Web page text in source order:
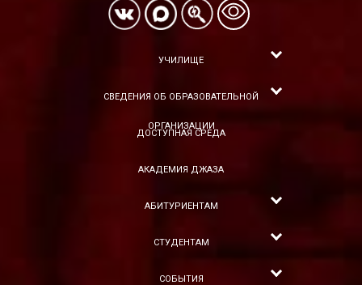
УЧИЛИЩЕ
СВЕДЕНИЯ ОБ ОБРАЗОВАТЕЛЬНОЙ
ОРГАНИЗАЦИИ
ДОСТУПНАЯ СРЕДА
АКАДЕМИЯ ДЖАЗА
АБИТУРИЕНТАМ
СТУДЕНТАМ
СОБЫТИЯ